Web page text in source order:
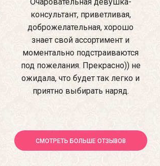
консультант, приветливая,
доброжелательная, хорошо
знает свой ассортимент и
моментально подстраиваются
под пожелания. Прекрасно)) не
ожидала, что будет так легко и
приятно выбирать наряд.
СМОТРЕТЬ БОЛЬШЕ ОТЗЫВОВ